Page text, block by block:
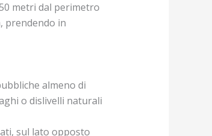
metri dal perimetro
prendendo in
almeno di
o dislivelli naturali
sul lato opposto